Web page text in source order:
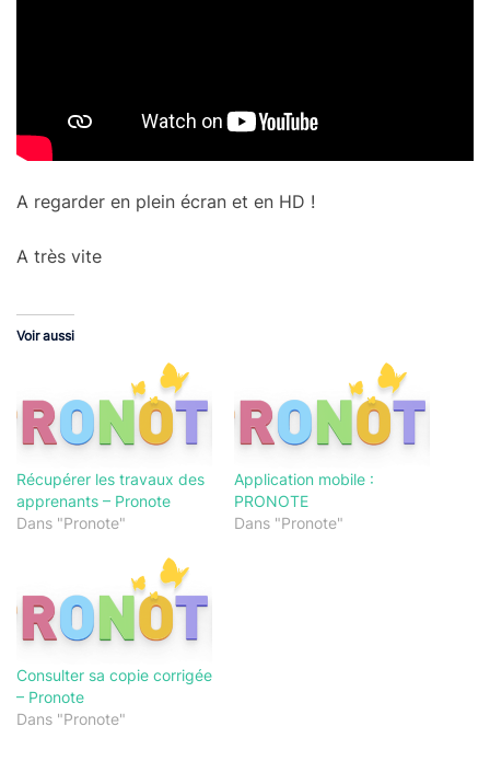
A regarder en plein écran et en HD !
A très vite
Voir aussi
Récupérer les travaux des
apprenants – Pronote
Dans "Pronote"
Application mobile :
PRONOTE
Dans "Pronote"
Consulter sa copie corrigée
– Pronote
Dans "Pronote"